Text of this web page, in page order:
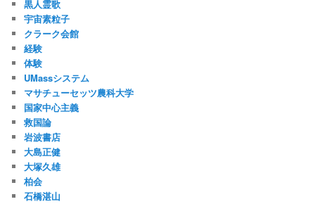
黒人霊歌
宇宙素粒子
クラーク会館
経験
体験
UMassシステム
マサチューセッツ農科大学
国家中心主義
救国論
岩波書店
大島正健
大塚久雄
柏会
石橋湛山